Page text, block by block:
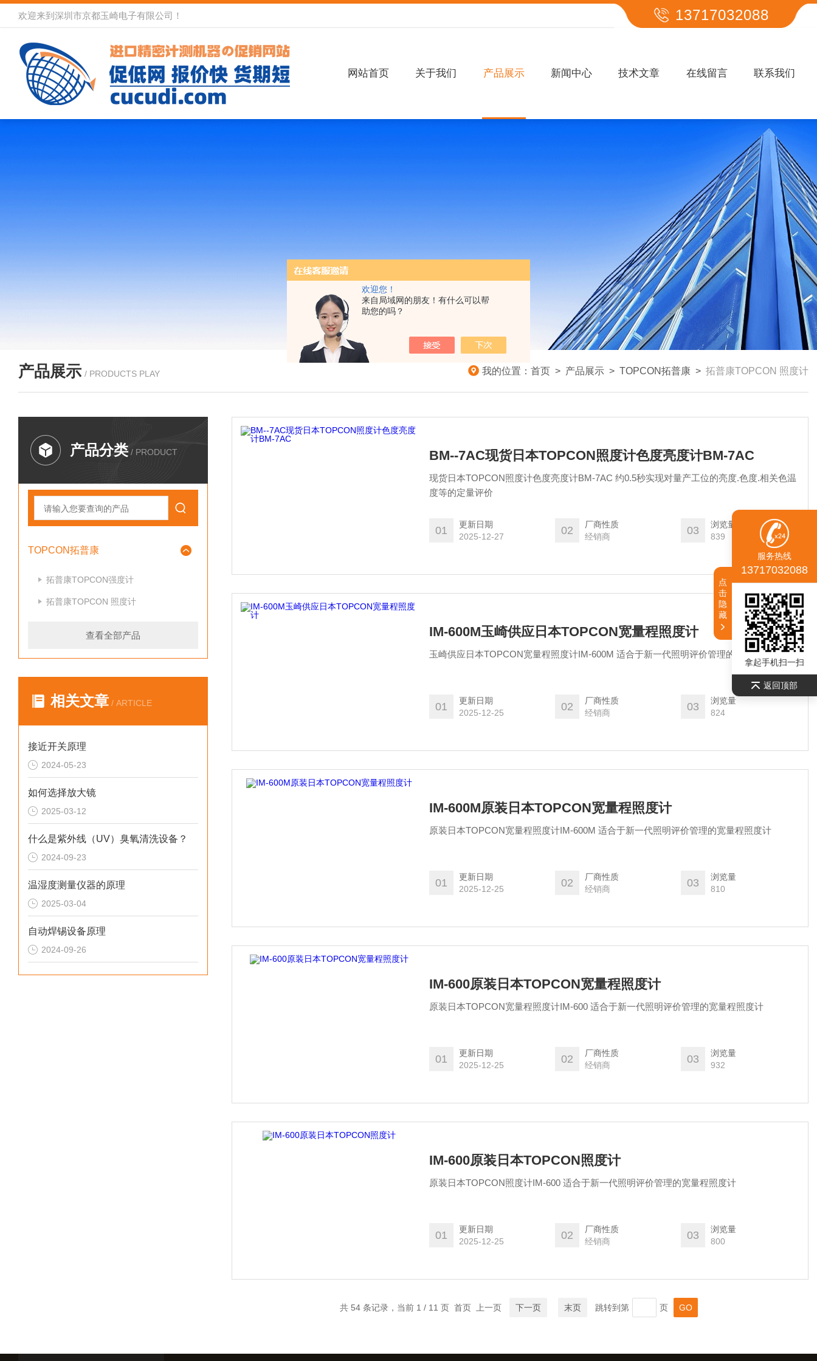
欢迎您！
来自局域网的朋友！有什么可以帮
助您的吗？
欢迎来到深圳市京都玉崎电子有限公司！ 13717032088
网站首页 关于我们 产品展示 新闻中心 技术文章 在线留言 联系我们
产品展示 / PRODUCTS PLAY 我的位置： 首页 > 产品展示 > TOPCON拓普康 > 拓普康TOPCON 照度计
产品分类 / PRODUCT
TOPCON拓普康
拓普康TOPCON强度计
拓普康TOPCON 照度计
查看全部产品
相关文章 / ARTICLE
接近开关原理
2024-05-23
如何选择放大镜
2025-03-12
什么是紫外线（UV）臭氧清洗设备？
2024-09-23
温湿度测量仪器的原理
2025-03-04
自动焊锡设备原理
2024-09-26
BM--7AC现货日本TOPCON照度计色度亮度计BM-7AC
现货日本TOPCON照度计色度亮度计BM-7AC 约0.5秒实现对量产工位的亮度.色度.相关色温
度等的定量评价
01
更新日期
2025-12-27
02
厂商性质
经销商
03
浏览量
839
IM-600M玉崎供应日本TOPCON宽量程照度计
玉崎供应日本TOPCON宽量程照度计IM-600M 适合于新一代照明评价管理的宽量程照度计
01
更新日期
2025-12-25
02
厂商性质
经销商
03
浏览量
824
IM-600M原装日本TOPCON宽量程照度计
原装日本TOPCON宽量程照度计IM-600M 适合于新一代照明评价管理的宽量程照度计
01
更新日期
2025-12-25
02
厂商性质
经销商
03
浏览量
810
IM-600原装日本TOPCON宽量程照度计
原装日本TOPCON宽量程照度计IM-600 适合于新一代照明评价管理的宽量程照度计
01
更新日期
2025-12-25
02
厂商性质
经销商
03
浏览量
932
IM-600原装日本TOPCON照度计
原装日本TOPCON照度计IM-600 适合于新一代照明评价管理的宽量程照度计
01
更新日期
2025-12-25
02
厂商性质
经销商
03
浏览量
800
共 54 条记录，当前 1 / 11 页 首页 上一页 下一页 末页 跳转到第 页
服务热线
13717032088
拿起手机扫一扫
返回顶部
点
击
隐
藏